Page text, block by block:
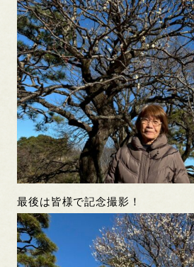
最後は皆様で記念撮影！